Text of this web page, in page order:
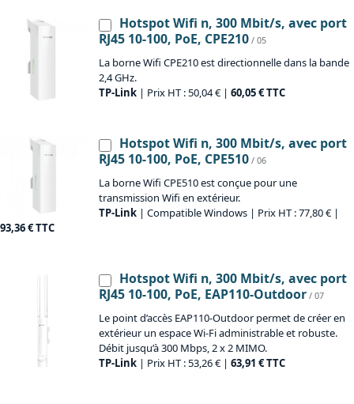
Hotspot Wifi n, 300 Mbit/s, avec port
RJ45 10-100, PoE, CPE210 / 05
La borne Wifi CPE210 est directionnelle dans la bande
2,4 GHz.
TP-Link | Prix HT : 50,04 € | 60,05 € TTC
Hotspot Wifi n, 300 Mbit/s, avec port
RJ45 10-100, PoE, CPE510 / 06
La borne Wifi CPE510 est conçue pour une
transmission Wifi en extérieur.
TP-Link | Compatible Windows | Prix HT : 77,80 € |
93,36 € TTC
Hotspot Wifi n, 300 Mbit/s, avec port
RJ45 10-100, PoE, EAP110-Outdoor / 07
Le point d’accès EAP110-Outdoor permet de créer en
extérieur un espace Wi-Fi administrable et robuste.
Débit jusqu’à 300 Mbps, 2 x 2 MIMO.
TP-Link | Prix HT : 53,26 € | 63,91 € TTC